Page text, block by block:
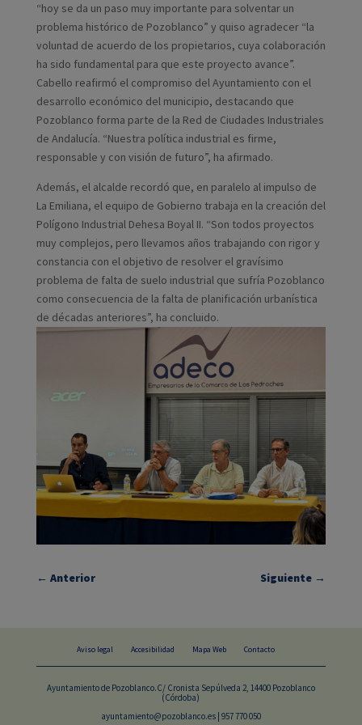
“hoy se da un paso muy importante para solventar un
problema histórico de Pozoblanco” y quiso agradecer “la
voluntad de acuerdo de los propietarios, cuya colaboración
ha sido fundamental para que este proyecto avance”.
Cabello reafirmó el compromiso del Ayuntamiento con el
desarrollo económico del municipio, destacando que
Pozoblanco forma parte de la Red de Ciudades Industriales
de Andalucía. “Nuestra política industrial es firme,
responsable y con visión de futuro”, ha afirmado.
Además, el alcalde recordó que, en paralelo al impulso de
La Emiliana, el equipo de Gobierno trabaja en la creación del
Polígono Industrial Dehesa Boyal II. “Son todos proyectos
muy complejos, pero llevamos años trabajando con rigor y
constancia con el objetivo de resolver el gravísimo
problema de falta de suelo industrial que sufría Pozoblanco
como consecuencia de la falta de planificación urbanística
de décadas anteriores”, ha concluido.
← Anterior Siguiente →
Aviso legal Accesibilidad Mapa Web Contacto
Ayuntamiento de Pozoblanco.C/ Cronista Sepúlveda 2, 14400 Pozoblanco
(Córdoba)
ayuntamiento@pozoblanco.es | 957 770 050